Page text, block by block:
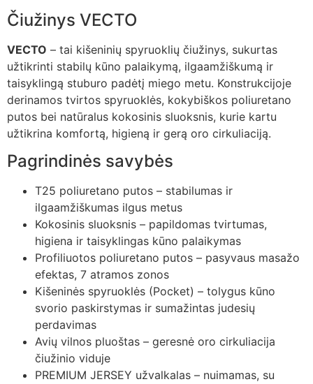
Čiužinys VECTO
VECTO – tai kišeninių spyruoklių čiužinys, sukurtas
užtikrinti stabilų kūno palaikymą, ilgaamžiškumą ir
taisyklingą stuburo padėtį miego metu. Konstrukcijoje
derinamos tvirtos spyruoklės, kokybiškos poliuretano
putos bei natūralus kokosinis sluoksnis, kurie kartu
užtikrina komfortą, higieną ir gerą oro cirkuliaciją.
Pagrindinės savybės
T25 poliuretano putos – stabilumas ir
ilgaamžiškumas ilgus metus
Kokosinis sluoksnis – papildomas tvirtumas,
higiena ir taisyklingas kūno palaikymas
Profiliuotos poliuretano putos – pasyvaus masažo
efektas, 7 atramos zonos
Kišeninės spyruoklės (Pocket) – tolygus kūno
svorio paskirstymas ir sumažintas judesių
perdavimas
Avių vilnos pluoštas – geresnė oro cirkuliacija
čiužinio viduje
PREMIUM JERSEY užvalkalas – nuimamas, su